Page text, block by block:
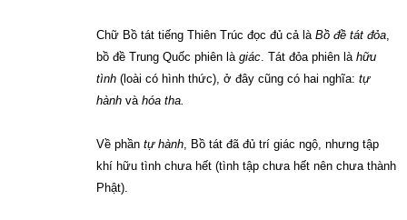
Chữ Bồ tát tiếng Thiên Trúc đọc đủ cả là Bồ đề tát đỏa,
bồ đề Trung Quốc phiên là giác. Tát đỏa phiên là hữu
tình (loài có hình thức), ở đây cũng có hai nghĩa: tự
hành vàhóa tha.
Về phần tự hành, Bồ tát đã đủ trí giác ngộ, nhưng tập
khí hữu tình chưa hết (tình tập chưa hết nên chưa thành
Phật).